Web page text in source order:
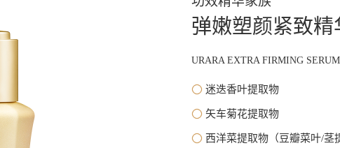
弹嫩塑颜紧致精
URARA EXTRA FIRMING SERUM
迷迭香叶提取物
矢车菊花提取物
西洋菜提取物（豆瓣菜叶/茎